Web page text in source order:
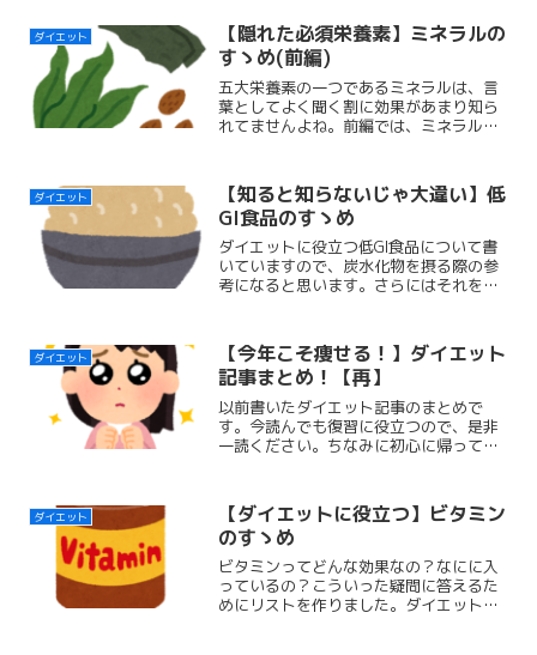
ダイエット
【隠れた必須栄養素】ミネラルの
すゝめ(前編)
五大栄養素の一つであるミネラルは、言
葉としてよく聞く割に効果があまり知ら
れてませんよね。前編では、ミネラルの
康維持に、是非知って下さい。
ダイエット
【知ると知らないじゃ大違い】低
GI食品のすゝめ
ダイエットに役立つ低GI食品について書
いていますので、炭水化物を摂る際の参
考になると思います。さらにはそれをブ
い。
ダイエット
【今年こそ痩せる！】ダイエット
記事まとめ！【再】
以前書いたダイエット記事のまとめで
す。今読んでも復習に役立つので、是非
一読ください。ちなみに初心に帰って、
ダイエット
【ダイエットに役立つ】ビタミン
のすゝめ
ビタミンってどんな効果なの？なにに入
っているの？こういった疑問に答えるた
めにリストを作りました。ダイエットや